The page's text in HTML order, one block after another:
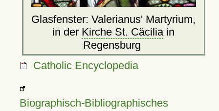
Glasfenster: Valerianus' Martyrium,
in der Kirche St. Cäcilia in
Regensburg
Catholic Encyclopedia
Biographisch-Bibliographisches